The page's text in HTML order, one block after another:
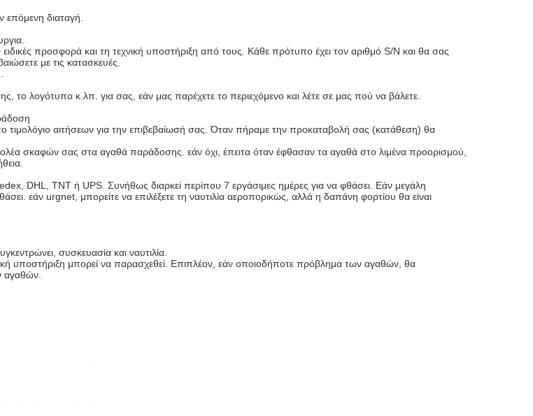
επόμενη διαταγή.
προσφορά και τη τεχνική υποστήριξη από τους. Κάθε πρότυπο έχει τον αριθμό S/N και θα σας
με τις κατασκευές.
λογότυπο κ.λπ. για σας, εάν μας παρέχετε το περιεχόμενο και λέτε σε μας πού να βάλετε.
αιτήσεων για την επιβεβαίωσή σας. Όταν πήραμε την προκαταβολή σας (κατάθεση) θα
σκαφών σας στα αγαθά παράδοσης. εάν όχι, έπειτα όταν έφθασαν τα αγαθά στο λιμένα προορισμού,
DHL, TNT ή UPS. Συνήθως διαρκεί περίπου 7 εργάσιμες ημέρες για να φθάσει. Εάν μεγάλη
εάν urgnet, μπορείτε να επιλέξετε τη ναυτιλία αεροπορικώς, αλλά η δαπάνη φορτίου θα είναι
συσκευασία και ναυτιλία.
υποστήριξη μπορεί να παρασχεθεί. Επιπλέον, εάν οποιοδήποτε πρόβλημα των αγαθών, θα
αγαθών.